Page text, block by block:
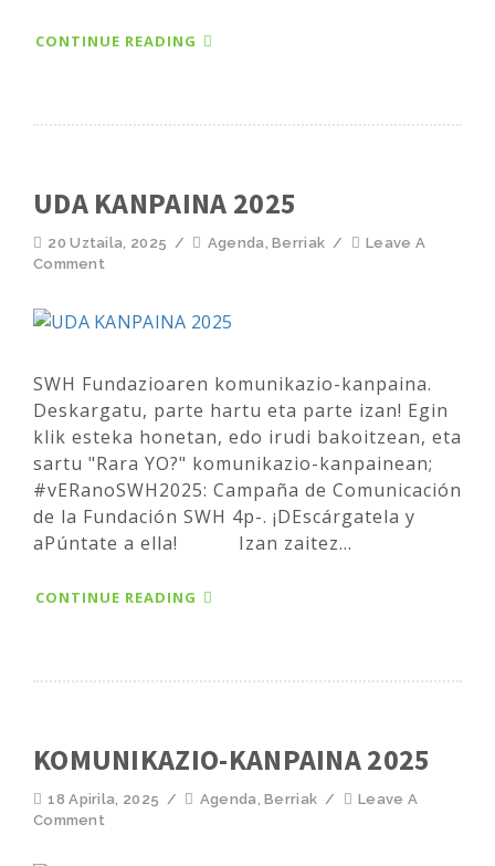
CONTINUE READING
UDA KANPAINA 2025
20 Uztaila, 2025 / Agenda ,Berriak /
Leave A
Comment
SWH Fundazioaren komunikazio-kanpaina.
Deskargatu, parte hartu eta parte izan! Egin
klik esteka honetan, edo irudi bakoitzean, eta
sartu "Rara YO?" komunikazio-kanpainean;
#vERanoSWH2025: Campaña de Comunicación
de la Fundación SWH 4p-. ¡DEscárgatela y
aPúntate a ella! Izan zaitez...
CONTINUE READING
KOMUNIKAZIO-KANPAINA 2025
18 Apirila, 2025 / Agenda ,Berriak /
Leave A
Comment